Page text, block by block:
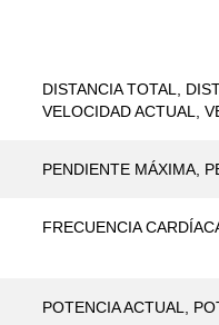
DISTANCIA TOTAL,
VELOCIDAD ACTUAL,
PENDIENTE MÁXIMA,
FRECUENCIA
POTENCIA ACTUAL,